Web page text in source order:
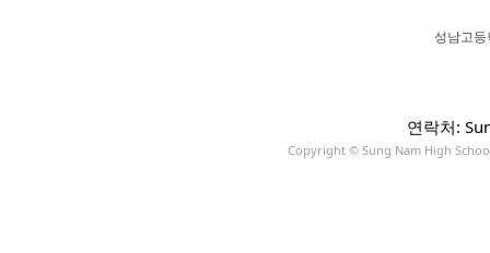
성남고등
연락처:
Copyright © Sung Nam High